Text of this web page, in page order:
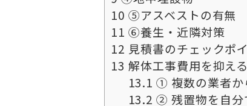
10 ⑤アスベストの有無
11 ⑥養生・近隣対策
12 見積書のチェックポ
13 解体工事費用を抑え
13.1 ① 複数の業者か
13.2 ② 残置物を自分